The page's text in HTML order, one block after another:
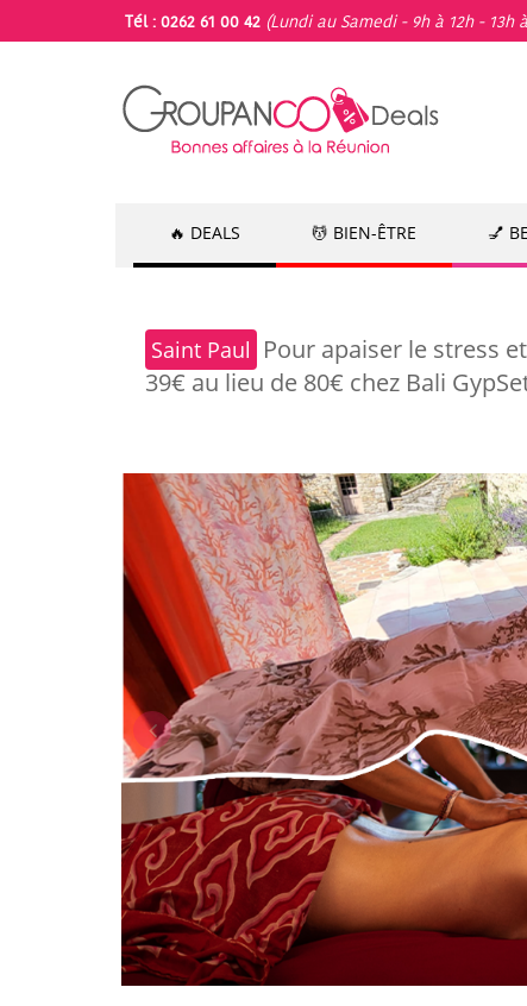
Tél : 0262 61 00 42 (Lundi au Samedi - 9h à 12h - 13h
🔥 DEALS 💆 BIEN-ÊTRE 💅
Saint Paul Pour apaiser le stress
39€ au lieu de 80€ chez Bali